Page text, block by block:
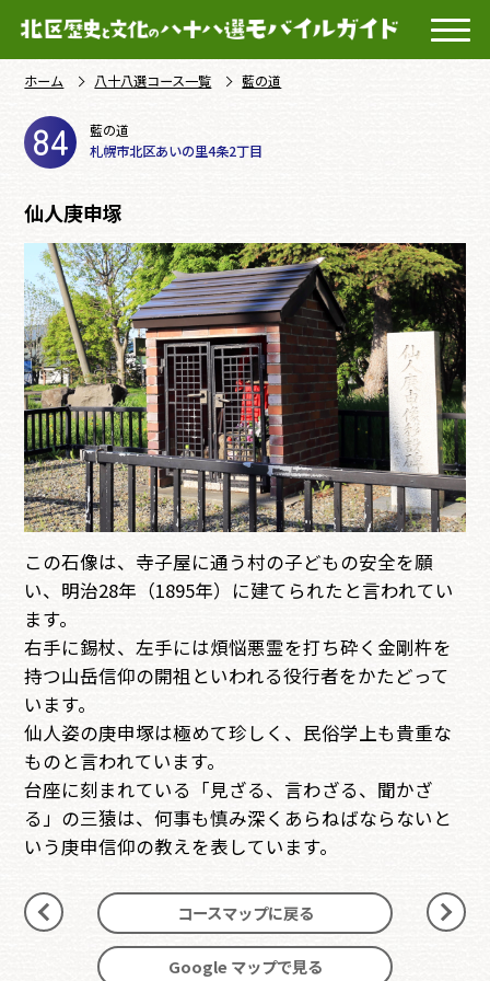
ホーム 八十八選コース一覧 藍の道
84
藍の道
札幌市北区あいの里4条2丁目
仙人庚申塚
この石像は、寺子屋に通う村の子どもの安全を願
い、明治28年（1895年）に建てられたと言われてい
ます。
右手に錫杖、左手には煩悩悪霊を打ち砕く金剛杵を
持つ山岳信仰の開祖といわれる役行者をかたどって
います。
仙人姿の庚申塚は極めて珍しく、民俗学上も貴重な
ものと言われています。
台座に刻まれている「見ざる、言わざる、聞かざ
る」の三猿は、何事も慎み深くあらねばならないと
いう庚申信仰の教えを表しています。
前 次
コースマップに戻る
Google マップで見る